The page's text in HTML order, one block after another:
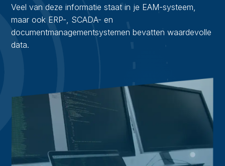
Veel van deze informatie staat in je EAM-systeem,
maar ook ERP-, SCADA- en
documentmanagementsystemen bevatten waardevolle
data.